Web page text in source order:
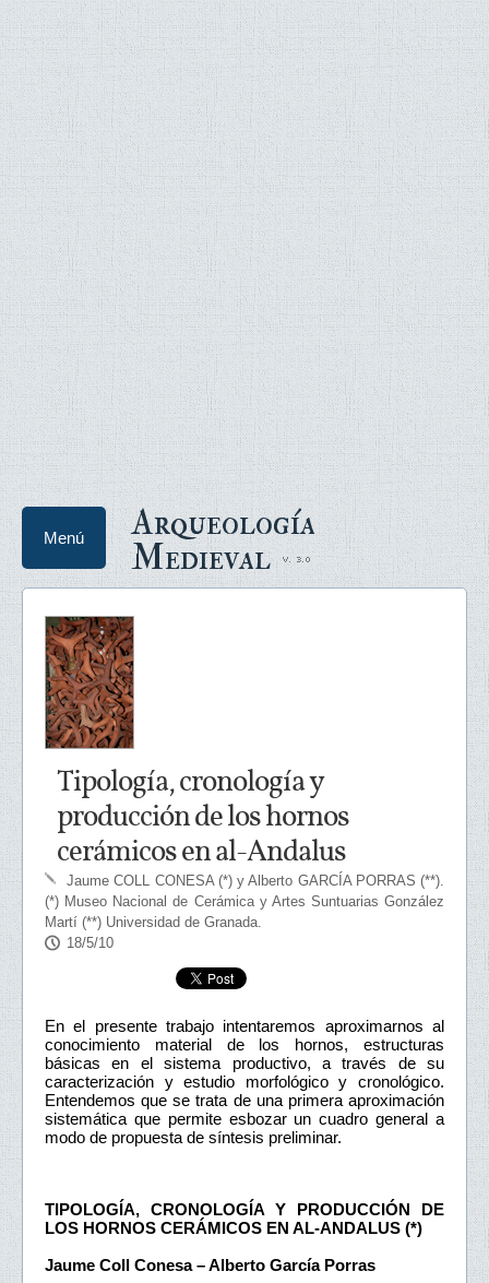
Arqueología
Medieval
Menú
Tipología, cronología y
producción de los hornos
cerámicos en al-Andalus
Jaume COLL CONESA (*) y Alberto GARCÍA PORRAS (**).
(*) Museo Nacional de Cerámica y Artes Suntuarias González
Martí (**) Universidad de Granada.
18/5/10
En el presente trabajo intentaremos aproximarnos al
conocimiento material de los hornos, estructuras
básicas en el sistema productivo, a través de su
caracterización y estudio morfológico y cronológico.
Entendemos que se trata de una primera aproximación
sistemática que permite esbozar un cuadro general a
modo de propuesta de síntesis preliminar.
TIPOLOGÍA, CRONOLOGÍA Y PRODUCCIÓN DE
LOS HORNOS CERÁMICOS EN AL-ANDALUS (*)
Jaume Coll Conesa – Alberto García Porras